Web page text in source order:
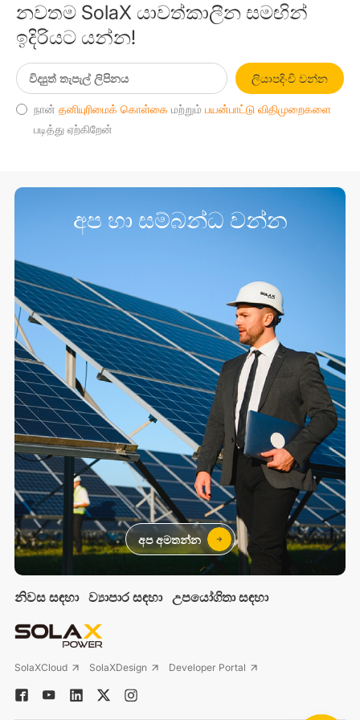
නවතම SolaX යාවත්කාලීන සමඟින්
ඉදිරියට යන්න!
ලියාපදිංචි වන්න
நான் தனியுரிமைக் கொள்கை மற்றும் பயன்பாட்டு விதிமுறைகளை
படித்து ஏற்கிறேன்
නිවස සඳහා ව්‍යාපාර සඳහා උපයෝගිතා සඳහා
SolaXCloud SolaXDesign Developer Portal
අප හා සම්බන්ධ වන්න
අප අමතන්න